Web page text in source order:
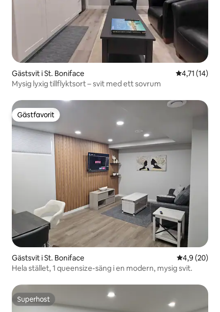
Gästsvit i St. Boniface 4,71 av 5 i
4,71 (14)
Mysig lyxig tillflyktsort – svit med ett sovrum
Gästfavorit
Gästfavorit
Gästsvit i St. Boniface 4,9 av 5 i
4,9 (20)
Hela stället, 1 queensize-säng i en modern, mysig svit.
Superhost
Superhost